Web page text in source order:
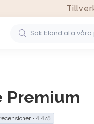
Premium
• 4,4/5